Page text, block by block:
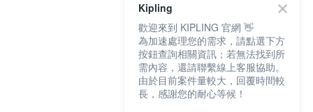
Kipling
歡迎來到 KIPLING 官網 👋
為加速處理您的需求，請點選下方
按鈕查詢相關資訊；若無法找到所
需內容，還請聯繫線上客服協助。
由於目前案件量較大，回覆時間較
長，感謝您的耐心等候！